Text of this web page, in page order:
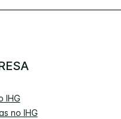
IHG
no IHG